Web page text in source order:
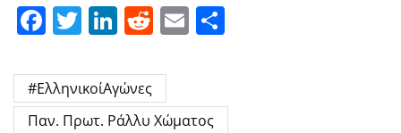
Facebook
Twitter
LinkedIn
Reddit
Email
#ΕλληνικοίΑγώνες
Παν. Πρωτ. Ράλλυ Χώματος